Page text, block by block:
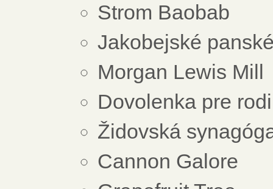
Strom Baobab
Jakobejské
Morgan Lewis Mill
Dovolenka pre
Židovská
Cannon Galore